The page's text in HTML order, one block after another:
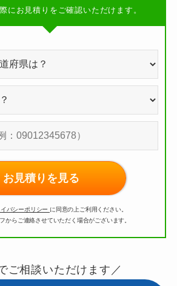
にお見積りをご確認いただけます。
お見積りを見る
バシーポリシー に同意の上ご利用ください。
からご連絡させていただく場合がございます。
ご相談いただけます／